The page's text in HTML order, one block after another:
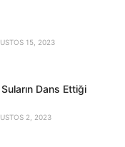
15, 2023
Dans Ettiği
2, 2023